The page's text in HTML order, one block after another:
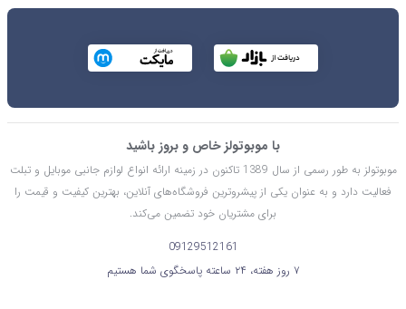
با موبوتولز خاص و بروز باشید
موبوتولز به طور رسمی از سال 1389 تاکنون در زمینه ارائه انواع لوازم جانبی موبایل و تبلت
فعالیت دارد و به عنوان یکی از پیشروترین فروشگاه‌های آنلاین، بهترین کیفیت و قیمت را
برای مشتریان خود تضمین می‌کند.
09129512161
۷ روز هفته، ۲۴ ساعته پاسخگوی شما هستیم